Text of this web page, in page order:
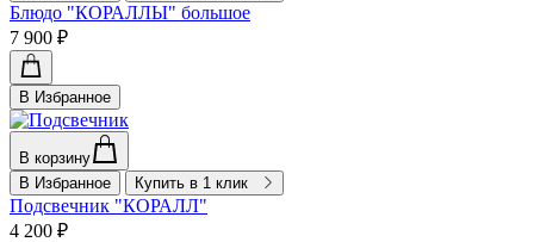
Блюдо "КОРАЛЛЫ" большое
7 900 ₽
В Избранное
В корзину
В Избранное
Купить в 1 клик
Подсвечник "КОРАЛЛ"
4 200 ₽